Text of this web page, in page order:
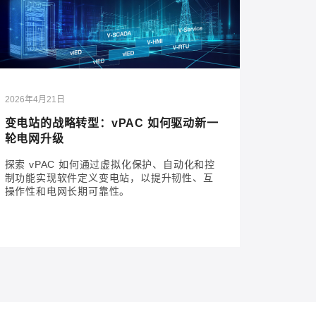
2026年4月21日
变电站的战略转型：vPAC 如何驱动新一
轮电网升级
探索 vPAC 如何通过虚拟化保护、自动化和控
制功能实现软件定义变电站，以提升韧性、互
操作性和电网长期可靠性。